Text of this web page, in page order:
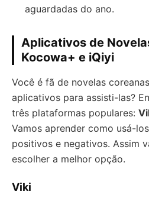
aguardadas do ano.
Aplicativos de
Kocowa+ e iQiyi
Você é fã de novelas
aplicativos para assisti-las?
três plataformas populares:
Vamos aprender como usá-
positivos e negativos. Assim
escolher a melhor opção.
Viki